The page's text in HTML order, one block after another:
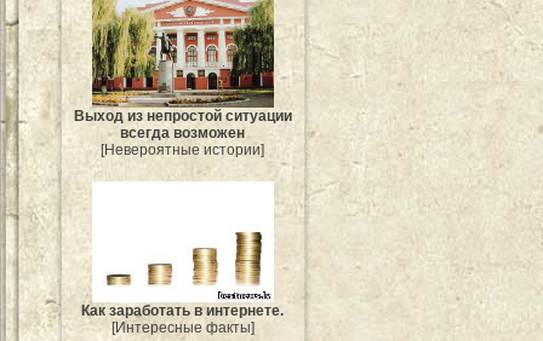
Выход из непростой ситуации
всегда возможен
[Невероятные истории]
Как заработать в интернете.
[Интересные факты]